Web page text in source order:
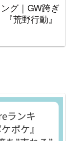
グ｜GW跨ぎ
荒野行動』